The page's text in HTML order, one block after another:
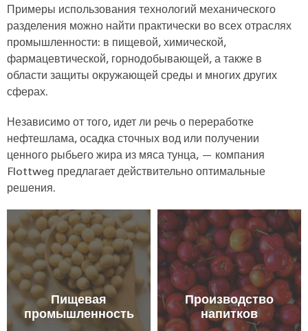
Примеры использования технологий механического
разделения можно найти практически во всех отраслях
промышленности: в пищевой, химической,
фармацевтической, горнодобывающей, а также в
области защиты окружающей среды и многих других
сферах.
Независимо от того, идет ли речь о переработке
нефтешлама, осадка сточных вод или получении
ценного рыбьего жира из мяса тунца, — компания
Flottweg предлагает действительно оптимальные
решения.
Пищевая
промышленность
Производство
напитков